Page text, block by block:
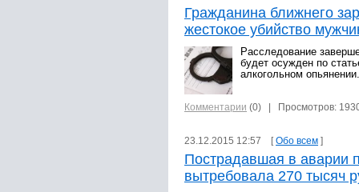
Гражданина ближнего
жестокое убийство
Расследование
будет осужден по
алкогольном опьянении.
Комментарии (0) | Просмотров:
23.12.2015 12:57 [Обо всем ]
Пострадавшая в аварии
вытребовала 270 тысяч